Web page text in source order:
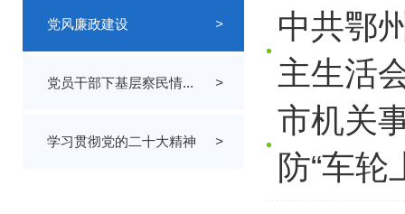
党风廉政建设 >
党员干部下基层察民情... >
学习贯彻党的二十大精神 >
中共鄂
主生活
市机关
防“车轮